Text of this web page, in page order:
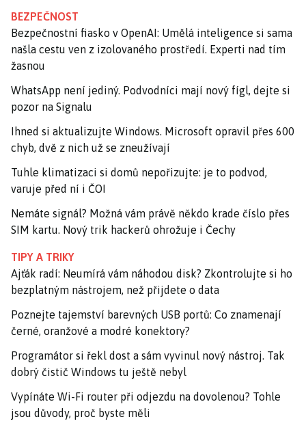
BEZPEČNOST
Bezpečnostní fiasko v OpenAI: Umělá inteligence si sama
našla cestu ven z izolovaného prostředí. Experti nad tím
žasnou
WhatsApp není jediný. Podvodníci mají nový fígl, dejte si
pozor na Signalu
Ihned si aktualizujte Windows. Microsoft opravil přes 600
chyb, dvě z nich už se zneužívají
Tuhle klimatizaci si domů nepořizujte: je to podvod,
varuje před ní i ČOI
Nemáte signál? Možná vám právě někdo krade číslo přes
SIM kartu. Nový trik hackerů ohrožuje i Čechy
TIPY A TRIKY
Ajťák radí: Neumírá vám náhodou disk? Zkontrolujte si ho
bezplatným nástrojem, než přijdete o data
Poznejte tajemství barevných USB portů: Co znamenají
černé, oranžové a modré konektory?
Programátor si řekl dost a sám vyvinul nový nástroj. Tak
dobrý čistič Windows tu ještě nebyl
Vypínáte Wi-Fi router při odjezdu na dovolenou? Tohle
jsou důvody, proč byste měli